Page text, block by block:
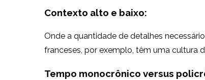
Contexto alto e baixo:
Onde a quantidade de detalhes
franceses, por exemplo, têm uma cultura
Tempo monocrônico versus